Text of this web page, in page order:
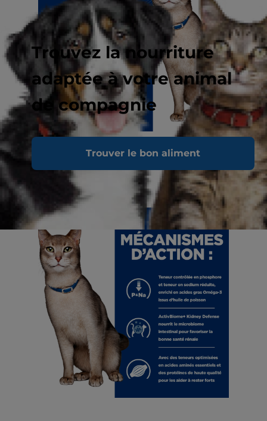
Trouvez la nourriture
adaptée à votre animal
de compagnie
Trouver le bon aliment